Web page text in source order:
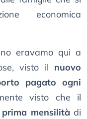
economica
eravamo qui a
visto il nuovo
pagato ogni
visto che il
mensilità di